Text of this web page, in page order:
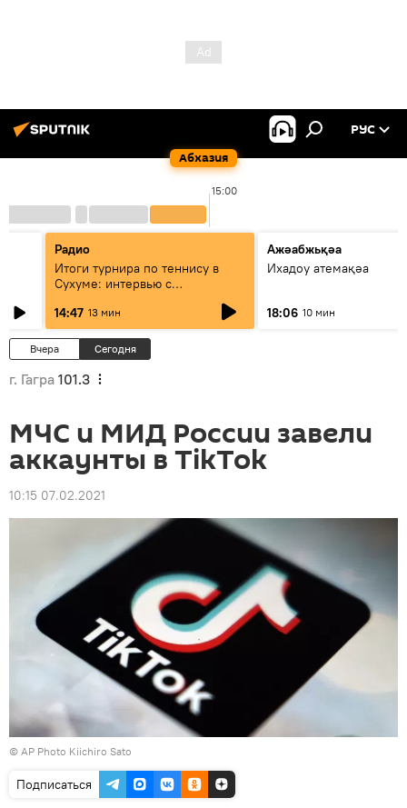
Абхазия
РУС
15:00
Радио
Итоги турнира по теннису в
Сухуме: интервью с
14:47 13 мин
Ажәабжьқәа
Ихадоу атемақәа
18:06 10 мин
Вчера Сегодня
г. Гагра 101.3
МЧС и МИД России завели
аккаунты в TikTok
10:15 07.02.2021
© AP Photo Kiichiro Sato
Подписаться